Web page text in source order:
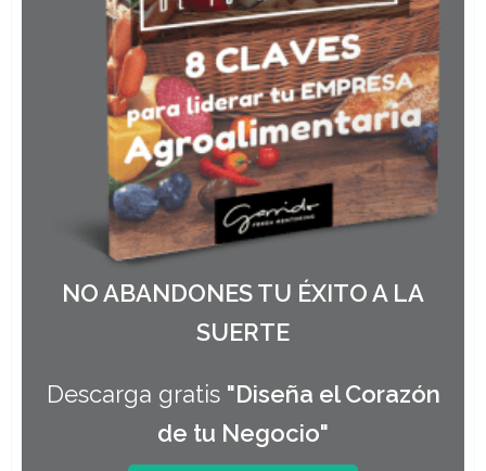
NO ABANDONES TU ÉXITO A LA
SUERTE
Descarga gratis "Diseña el Corazón
de tu Negocio"